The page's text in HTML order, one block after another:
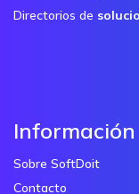
Directorios de
Información
Sobre SoftDoit
Contacto